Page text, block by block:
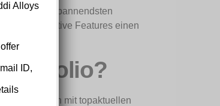
über die spannendsten
und innovative Features einen
mit topaktuellen
Alloys
ID,